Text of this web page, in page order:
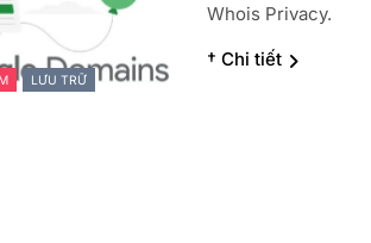
LƯU TRỮ
Whois Privacy.
† Chi tiết